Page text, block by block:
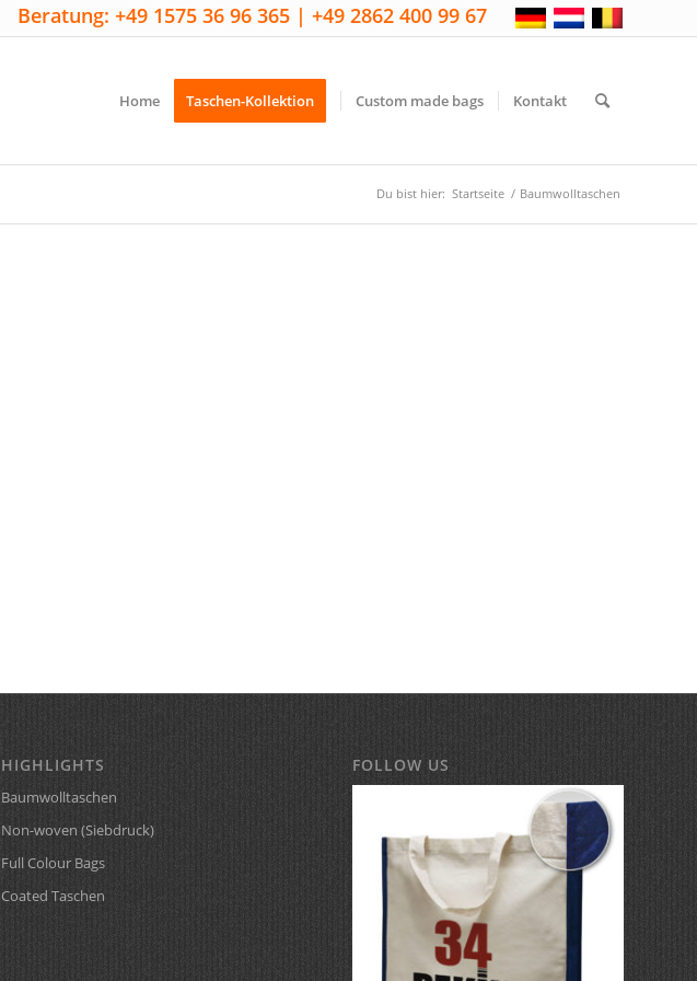
Beratung: +49 1575 36 96 365 | +49 2862 400 99 67
Home Taschen-Kollektion Custom made bags Kontakt
Du bist hier: Startseite / Baumwolltaschen
HIGHLIGHTS
Baumwolltaschen
Non-woven (Siebdruck)
Full Colour Bags
Coated Taschen
FOLLOW US